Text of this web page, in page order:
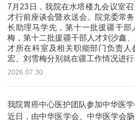
7月23日，我院在水塔楼九会议室
才行前座谈会暨欢送会。院党委常
长助理马学先，第十一批援疆干部
梅，第十二批援疆干部人才刘沙鑫
才所在科室及相关职能部门负责人
宏、刘雪梅分别就在疆工作情况进行
2026.07.30
近日，由中华医学会、中华医学会